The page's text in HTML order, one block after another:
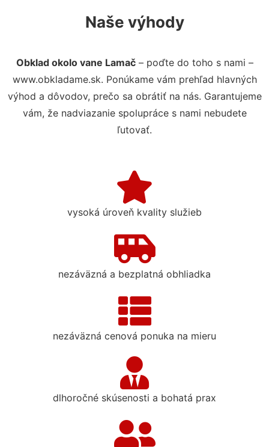
Naše výhody
Obklad okolo vane Lamač– poďte do toho s nami –
www.obkladame.sk. Ponúkame vám prehľad hlavných
výhod a dôvodov, prečo sa obrátiť na nás. Garantujeme
vám, že nadviazanie spolupráce s nami nebudete
ľutovať.
vysoká úroveň kvality služieb
nezáväzná a bezplatná obhliadka
nezáväzná cenová ponuka na mieru
dlhoročné skúsenosti a bohatá prax